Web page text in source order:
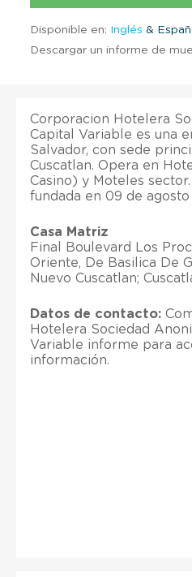
Disponible en: Inglés &
Descargar un informe de
Corporacion Hotelera
Capital Variable es una
Salvador, con sede
Cuscatlan. Opera en
Casino) y Moteles
fundada en 09 de agosto
Casa Matriz
Final Boulevard Los
Oriente, De Basilica De
Nuevo Cuscatlan;
Datos de contacto:
Hotelera Sociedad
Variable informe para
información.